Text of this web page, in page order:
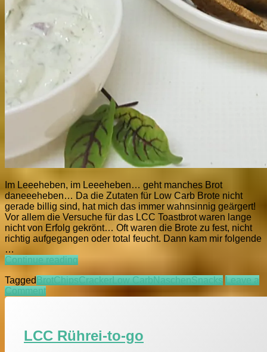
Im Leeeheben, im Leeeheben… geht manches Brot
daneeeheben… Da die Zutaten für Low Carb Brote nicht
gerade billig sind, hat mich das immer wahnsinnig geärgert!
Vor allem die Versuche für das LCC Toastbrot waren lange
nicht von Erfolg gekrönt… Oft waren die Brote zu fest, nicht
richtig aufgegangen oder total feucht. Dann kam mir folgende
…
Continue readingLCC
TaggedBrotChipsCrackerLow CarbNaschenSnacks Leave a
Commenton
LCC Rührei-to-go